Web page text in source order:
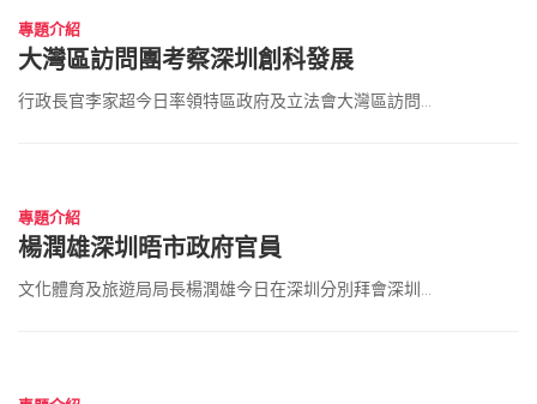
專題介紹
大灣區訪問團考察深圳創科發展
行政長官李家超今日率領特區政府及立法會大灣區訪問...
專題介紹
楊潤雄深圳晤市政府官員
文化體育及旅遊局局長楊潤雄今日在深圳分別拜會深圳...